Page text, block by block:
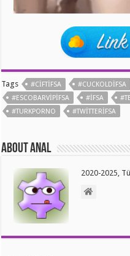
Tags #CIFTIFSA #CUCKOLDIFSA
#ESCOBARVIPIFSA
#IFSA
#TURKPORNO
#TWITTERIFSA
About anal
2020-2025,